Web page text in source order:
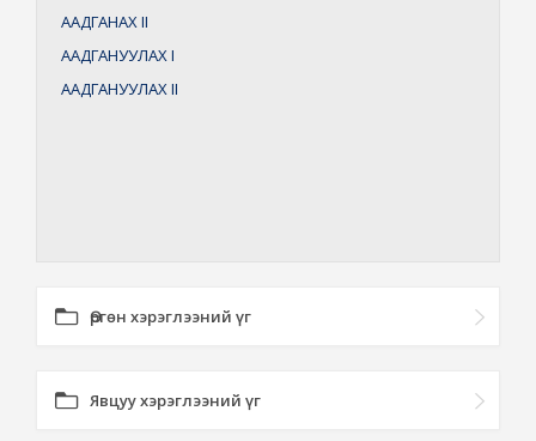
ААДГАНАХII
ААДГАНУУЛАХI
ААДГАНУУЛАХII
Өргөн хэрэглээний үг
Явцуу хэрэглээний үг